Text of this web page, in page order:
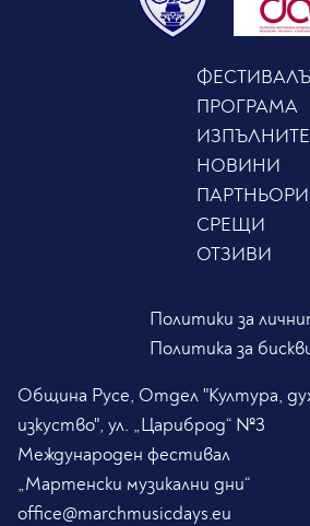
ПРОГРАМА
НОВИНИ
ПАРТНЬОРИ
СРЕЩИ
ОТЗИВИ
Политики за
Политика за
Община Русе, Отдел "Култура,
изкуство", ул. „Цариброд“ №3
Международен фестивал
„Мартенски музикални дни“
office@marchmusicdays.eu